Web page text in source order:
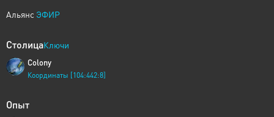
Альянс ЭФИР
СтолицаКлючи
Colony
Координаты [104:442:8]
Опыт